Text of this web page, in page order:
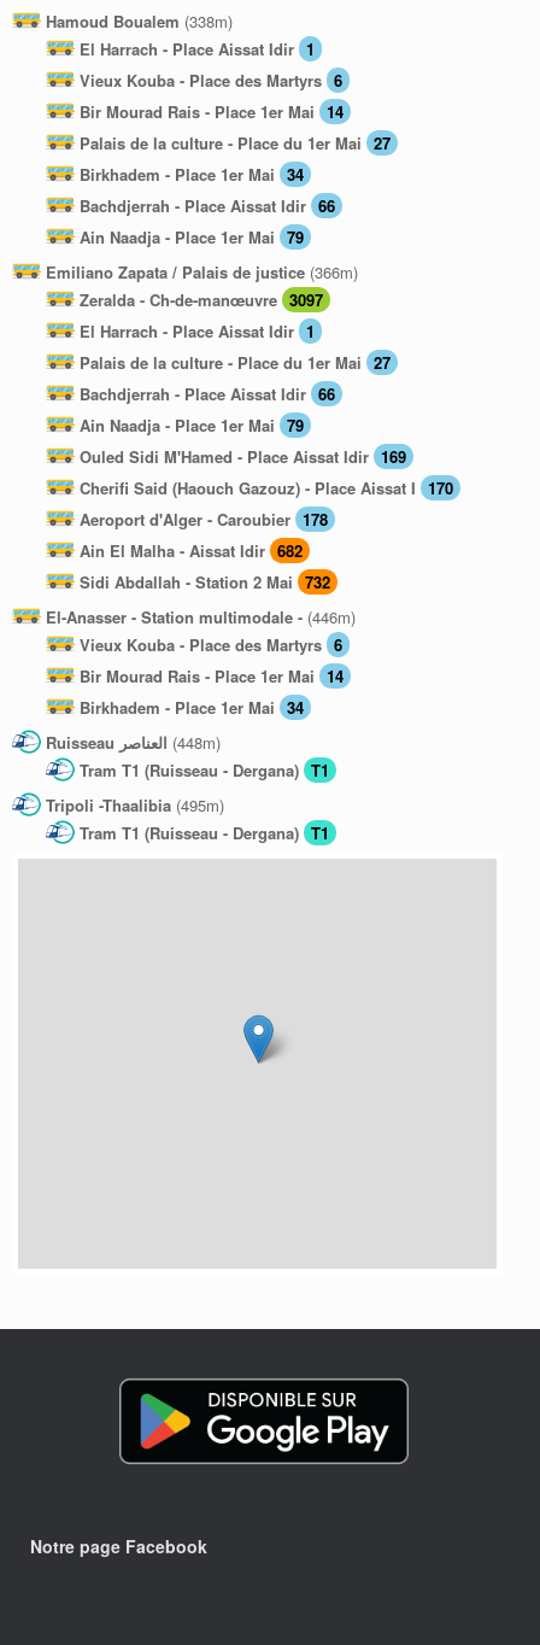
Hamoud Boualem (338m)
El Harrach - Place Aissat Idir 1
Vieux Kouba - Place des Martyrs 6
Bir Mourad Rais - Place 1er Mai 14
Palais de la culture - Place du 1er Mai 27
Birkhadem - Place 1er Mai 34
Bachdjerrah - Place Aissat Idir 66
Ain Naadja - Place 1er Mai 79
Emiliano Zapata / Palais de justice (366m)
Zeralda - Ch-de-manœuvre 3097
El Harrach - Place Aissat Idir 1
Palais de la culture - Place du 1er Mai 27
Bachdjerrah - Place Aissat Idir 66
Ain Naadja - Place 1er Mai 79
Ouled Sidi M'Hamed - Place Aissat Idir 169
Cherifi Said (Haouch Gazouz) - Place Aissat I 170
Aeroport d'Alger - Caroubier 178
Ain El Malha - Aissat Idir 682
Sidi Abdallah - Station 2 Mai 732
El-Anasser - Station multimodale - (446m)
Vieux Kouba - Place des Martyrs 6
Bir Mourad Rais - Place 1er Mai 14
Birkhadem - Place 1er Mai 34
Ruisseau العناصر
(448m)
Tram T1 (Ruisseau - Dergana) T1
Tripoli -Thaalibia (495m)
Tram T1 (Ruisseau - Dergana) T1
Notre page Facebook